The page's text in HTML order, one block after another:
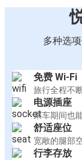
多种选
免费 Wi-Fi
旅行全程不
电源插座
乘车期间也
舒适座位
宽敞的腿部
行李存放